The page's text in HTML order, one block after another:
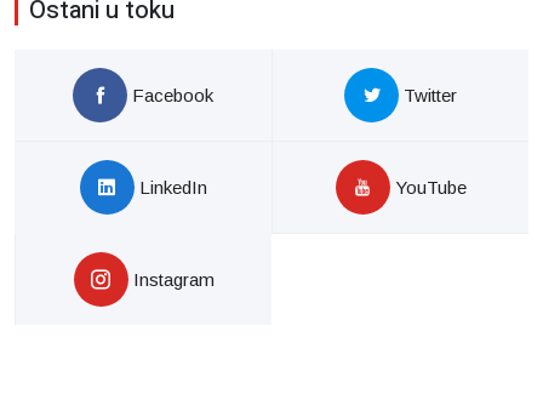
Ostani u toku
Facebook Twitter
LinkedIn YouTube
Instagram